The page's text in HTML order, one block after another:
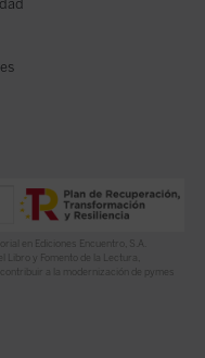
en Ediciones Encuentro, S.A.
Libro y Fomento de la Lectura,
a la modernización de pymes